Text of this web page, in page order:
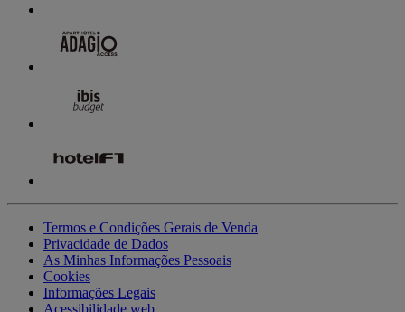
Termos e Condições Gerais de Venda
Privacidade de Dados
As Minhas Informações Pessoais
Cookies
Informações Legais
Acessibilidade web